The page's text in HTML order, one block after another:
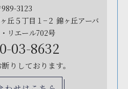
989-3123
丘５丁目１−２ 錦ヶ丘アーバ
リエール702号
03-8632
りしております。